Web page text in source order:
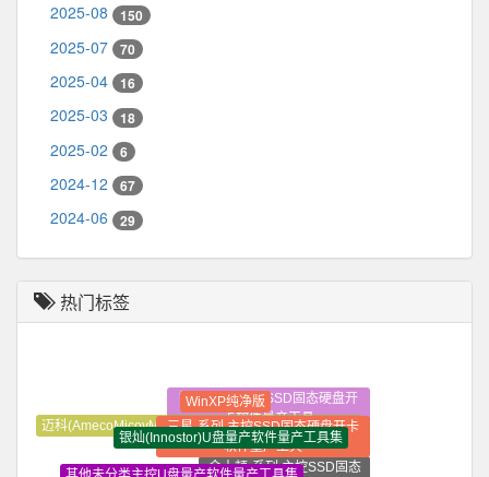
2025-08 150
2025-07 70
2025-04 16
2025-03 18
2025-02 6
2024-12 67
2024-06 29
热门标签
金士顿-系列 主控SSD固态
其他未分类主控U盘量产软件量产工具集
迈科(AmecoMicovMXTronics)U盘量产软件量产工具集
智微-系列 主控SSD固态硬盘开
卡软件量产工具
三星-系列 主控SSD固态硬盘开卡
软件量产工具
银灿(Innostor)U盘量产软件量产工具集
WinXP纯净版